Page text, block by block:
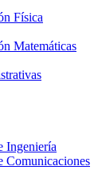
Física
Matemáticas
Ingeniería
Comunicaciones